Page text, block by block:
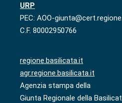
URP
PEC: AOO-
C.F. 80002950766
regione.basilicata.it
agr.regione.basilicata.it
Agenzia stampa della
Giunta Regionale della